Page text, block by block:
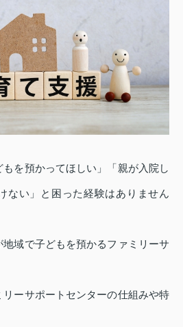
もを預かってほしい」「親が入院し
ない」と困った経験はありません
域で子どもを預かるファミリーサ
ーサポートセンターの仕組みや特